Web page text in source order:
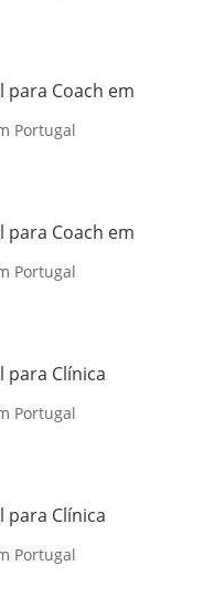
para Coach em
Portugal
para Coach em
Portugal
para Clínica
Portugal
para Clínica
Portugal